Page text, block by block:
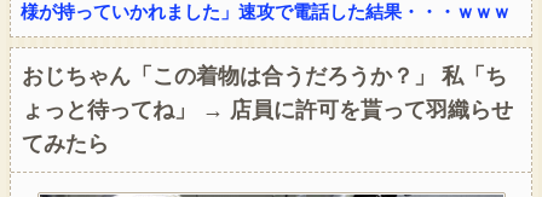
様が持っていかれました」速攻で電話した結果・・・ｗｗｗ
おじちゃん「この着物は合うだろうか？」 私「ち
ょっと待ってね」 → 店員に許可を貰って羽織らせ
てみたら